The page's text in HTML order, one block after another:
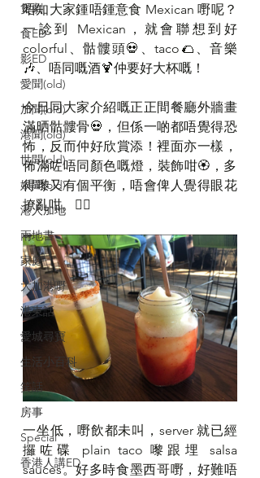
煲劇
食ED
影ED
愛聞(old)
加聞(old)
港聞(old)
世聞(old)
娛聞(old)
港人加地
兩地書
家庭
大加港嘢
港東話
愛城尋寶
生活小百科
笑話
房事
Special
香港人講ED
唔知大家鍾唔鍾意食 Mexican 嘢呢？
一諗到 Mexican，就會聯想到好
colorful、骷髏頭💀、taco🌮、音樂
🎶、唔同嘅酒🍹仲要好大杯嘅！
今日同大家介紹嘅正正間餐廳外牆畫
滿晒骷髏骨💀，但係一啲都唔覺得恐
怖，反而仲好欣賞添！裡面亦一樣，
佈滿咗唔同顏色嘅燈，裝飾咁🏵️，多
得嚟又有個平衡，唔會俾人覺得眼花
撩亂咁。😵‍💫
一坐低，嘢飲都未叫，server 就已經
攞咗碟 plain taco 嚟跟埋 salsa
sauces。好多時食墨西哥嘢，好難唔